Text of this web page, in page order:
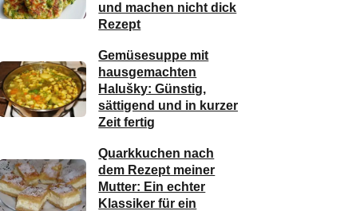
und machen nicht dick
Rezept
Gemüsesuppe mit
hausgemachten
Halušky: Günstig,
sättigend und in kurzer
Zeit fertig
Quarkkuchen nach
dem Rezept meiner
Mutter: Ein echter
Klassiker für ein